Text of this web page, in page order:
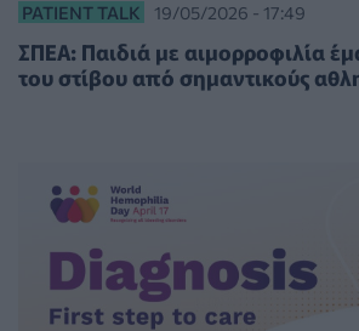
PATIENT TALK 19/05/2026 - 17:49
ΣΠΕΑ: Παιδιά με αιμορροφιλία
του στίβου από σημαντικούς